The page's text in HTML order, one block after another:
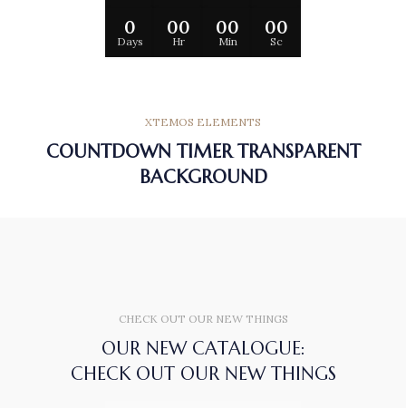
0
Days
00
Hr
00
Min
00
Sc
XTEMOS ELEMENTS
COUNTDOWN TIMER TRANSPARENT
BACKGROUND
CHECK OUT OUR NEW THINGS
OUR NEW CATALOGUE:
CHECK OUT OUR NEW THINGS